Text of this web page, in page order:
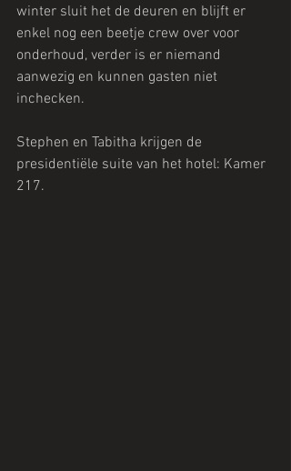
winter sluit het de deuren en blijft er
enkel nog een beetje crew over voor
onderhoud, verder is er niemand
aanwezig en kunnen gasten niet
inchecken.
Stephen en Tabitha krijgen de
presidentiële suite van het hotel: Kamer
217.